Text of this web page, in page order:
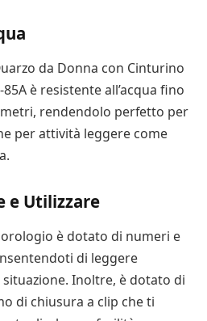
da Donna con Cinturino
è resistente all’acqua fino
rendendolo perfetto per
per attività leggere come
e Utilizzare
è dotato di numeri e
di leggere
Inoltre, è dotato di
di chiusura a clip che ti